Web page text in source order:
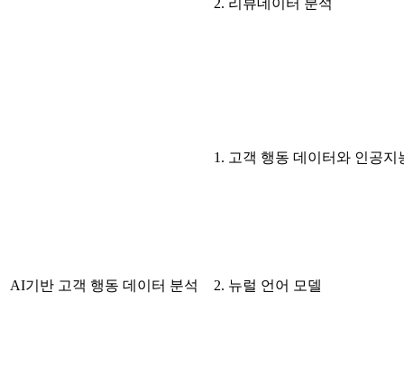
2. 리뷰데이터 분석
AI기반 고객 행동 데이터 분석
1. 고객 행동 데이터와 인공지
2. 뉴럴 언어 모델